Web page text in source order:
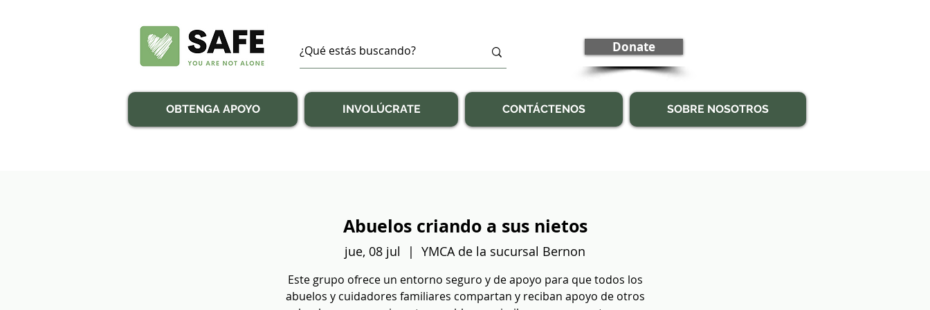
Donate
OBTENGA APOYO INVOLÚCRATE CONTÁCTENOS SOBRE NOSOTROS
Abuelos criando a sus nietos
jue, 08 jul
  |
YMCA de la sucursal Bernon
Este grupo ofrece un entorno seguro y de apoyo para que todos los
abuelos y cuidadores familiares compartan y reciban apoyo de otros